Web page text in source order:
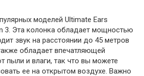
моделей Ultimate Ears
3. Эта колонка обладает мощностью
звук на расстоянии до 45 метров
обладает впечатляющей
пыли и влаги, так что вы можете
ее на открытом воздухе. Важно